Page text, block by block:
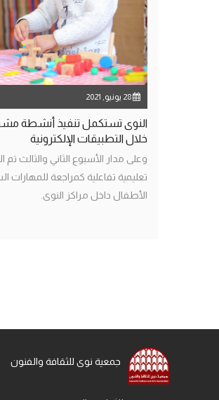
النوى تستكمل تنفيذ أنشطة
خلال التطبيقات الإلكترونية
وعلى مدار الأسبوع الثاني والثالث تم
تعليمية تفاعلية كمراجعة للمهارات
الأطفال داخل مراكز النوى.
جمعية نوى للثقافة والفنون